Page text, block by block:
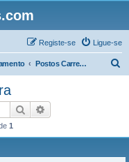
Ligue-se
Registe-se
Postos Carregamento Madeira
Pesquisar
1